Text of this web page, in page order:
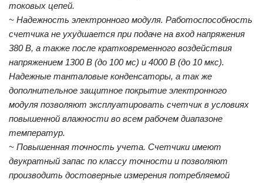
токовых цепей.
~ Надежность электронного модуля. Работоспособность
счетчика не ухудшается при подаче на вход напряжения
380 В, а также после кратковременного воздействия
напряжением 1300 В (до 100 мс) и 4000 В (до 10 мкс).
Надежные танталовые конденсаторы, а так же
дополнительное защитное покрытие электронного
модуля позволяют эксплуатировать счетчик в условиях
повышенной влажности во всем рабочем диапазоне
температур.
~ Повышенная точность учета. Счетчики имеют
двукратный запас по классу точности и позволяют
производить достоверные измерения потребляемой